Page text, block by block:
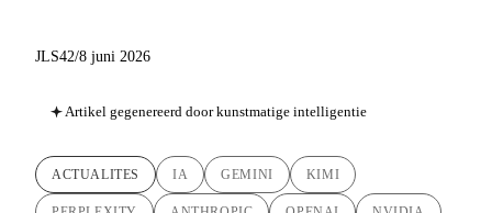
JLS42/8 juni 2026
Artikel gegenereerd door kunstmatige intelligentie
ACTUALITES IA GEMINI KIMI